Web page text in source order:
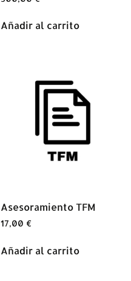
Añadir al carrito
Asesoramiento TFM
17,00 €
Añadir al carrito